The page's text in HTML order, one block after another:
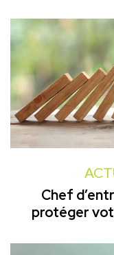
Chef
protéger